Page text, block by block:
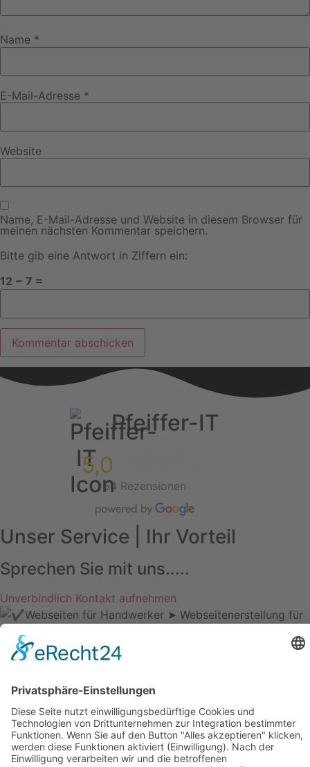
Name *
E-Mail-Adresse *
Website
Name, E-Mail-Adresse und Website in diesem Browser für
meinen nächsten Kommentar speichern.
Bitte gib eine Antwort in Ziffern ein:
12 − 7 =
Pfeiffer-IT
5,0
54 Rezensionen
Unser Service | Ihr Vorteil
Sprechen Sie mit uns.....
Unverbindlich Kontakt aufnehmen
72072 Tübingen
Tel.: +49 (0) 7071 85 94 001
Fax: +49 (0) 7071 85 94 002
Email:info@handwerker.zone